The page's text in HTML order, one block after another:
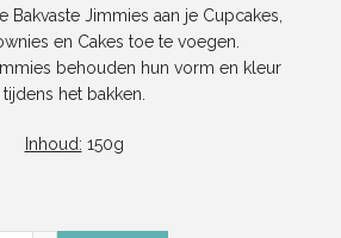
Bakvaste Jimmies aan je Cupcakes,
en Cakes toe te voegen.
behouden hun vorm en kleur
tijdens het bakken.
Inhoud: 150g